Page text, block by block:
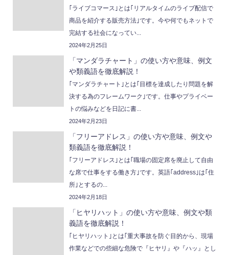
｢ライブコマース｣とは｢リアルタイムのライブ配信で
商品を紹介する販売方法｣です。今や何でもネットで
完結する社会になってい...
2024年2月25日
「マンダラチャート」の使い方や意味、例文
や類義語を徹底解説！
｢マンダラチャート｣とは｢目標を達成したり問題を解
決する為のフレームワーク｣です。仕事やプライベー
トの悩みなどを日記に書...
2024年2月23日
「フリーアドレス」の使い方や意味、例文や
類義語を徹底解説！
｢フリーアドレス｣とは｢職場の固定席を廃止して自由
な席で仕事をする働き方｣です。英語｢address｣は｢住
所｣とするの...
2024年2月18日
「ヒヤリハット」の使い方や意味、例文や類
義語を徹底解説！
｢ヒヤリハット｣とは｢重大事故を防ぐ目的から、現場
作業などでの些細な危険で『ヒヤリ』や『ハッ』とし